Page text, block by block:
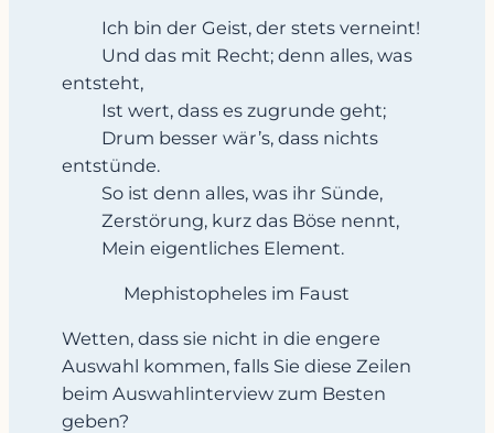
Ich bin der Geist, der stets verneint!
Und das mit Recht; denn alles, was
entsteht,
Ist wert, dass es zugrunde geht;
Drum besser wär’s, dass nichts
entstünde.
So ist denn alles, was ihr Sünde,
Zerstörung, kurz das Böse nennt,
Mein eigentliches Element.
Mephistopheles im Faust
Wetten, dass sie nicht in die engere
Auswahl kommen, falls Sie diese Zeilen
beim Auswahlinterview zum Besten
geben?